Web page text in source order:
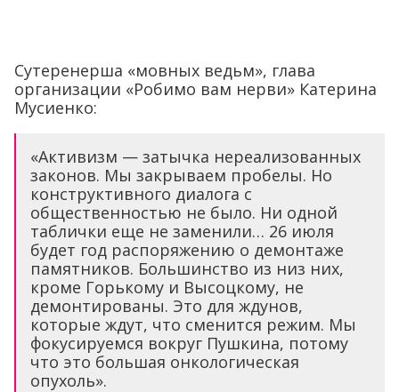
Сутеренерша «мовных ведьм», глава
организации «Робимо вам нерви» Катерина
Мусиенко:
«Активизм — затычка нереализованных
законов. Мы закрываем пробелы. Но
конструктивного диалога с
общественностью не было. Ни одной
таблички еще не заменили… 26 июля
будет год распоряжению о демонтаже
памятников. Большинство из низ них,
кроме Горькому и Высоцкому, не
демонтированы. Это для ждунов,
которые ждут, что сменится режим. Мы
фокусируемся вокруг Пушкина, потому
что это большая онкологическая
опухоль».